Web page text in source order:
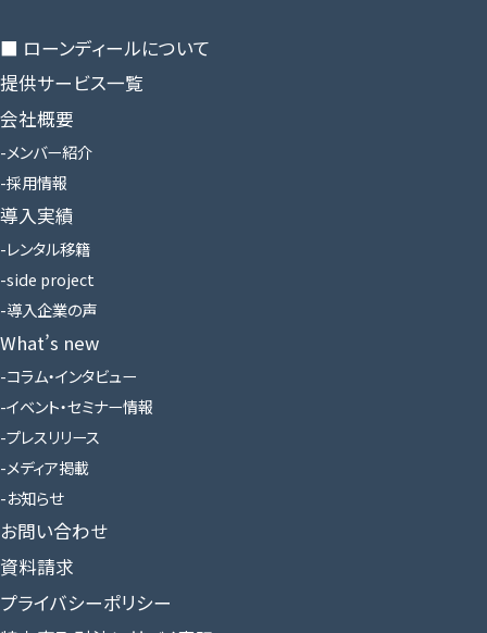
■ ローンディールに​ついて
提供サービス一覧
会社概要
メンバー紹介
採用情報
導入実績
レンタル移籍
side project
導入企業の声
What’s new
コラム・インタビュー
イベント・セミナー情報
プレスリリース
メディア掲載
お知らせ
お問い合わせ
資料請求
プライバシーポリシー